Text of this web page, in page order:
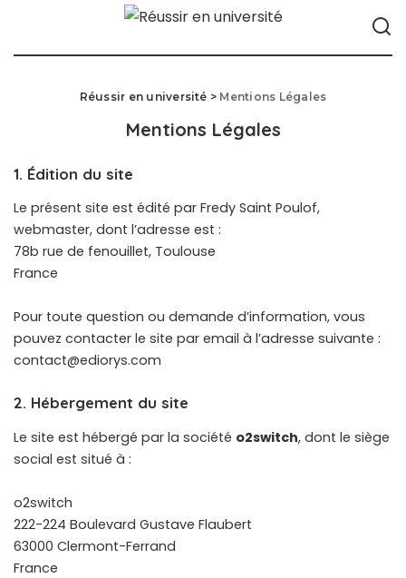
Réussir en université > Mentions Légales
Mentions Légales
1. Édition du site
Le présent site est édité par Fredy Saint Poulof,
webmaster, dont l’adresse est :
78b rue de fenouillet, Toulouse
France
Pour toute question ou demande d’information, vous
pouvez contacter le site par email à l’adresse suivante :
contact@ediorys.com
2. Hébergement du site
Le site est hébergé par la société o2switch, dont le siège
social est situé à :
o2switch
222-224 Boulevard Gustave Flaubert
63000 Clermont-Ferrand
France